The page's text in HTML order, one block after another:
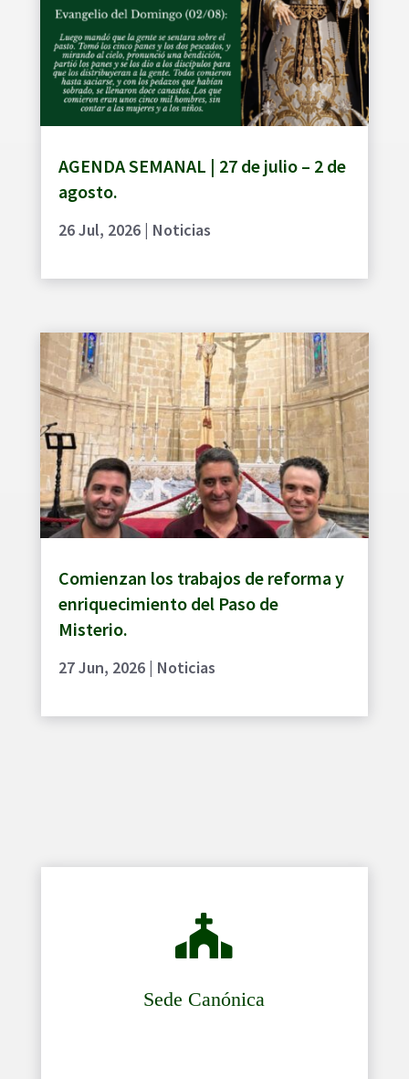
AGENDA SEMANAL | 27 de julio – 2 de
agosto.
26 Jul, 2026| Noticias
Comienzan los trabajos de reforma y
enriquecimiento del Paso de
Misterio.
27 Jun, 2026| Noticias

Sede Canónica